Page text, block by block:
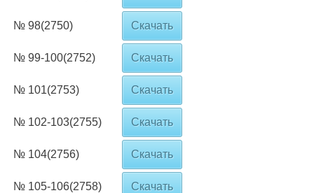
№ 98(2750) Скачать
№ 99-100(2752) Скачать
№ 101(2753) Скачать
№ 102-103(2755) Скачать
№ 104(2756) Скачать
№ 105-106(2758) Скачать